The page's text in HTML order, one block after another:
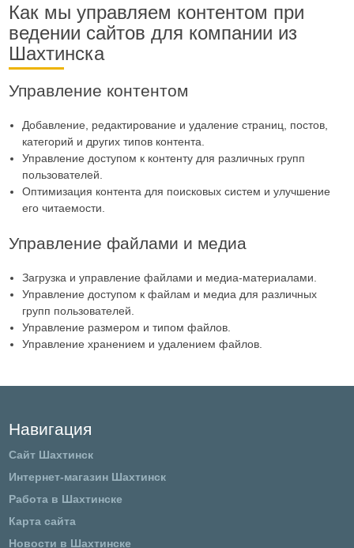
Как мы управляем контентом при
ведении сайтов для компании из
Шахтинска
Управление контентом
Добавление, редактирование и удаление страниц, постов,
категорий и других типов контента.
Управление доступом к контенту для различных групп
пользователей.
Оптимизация контента для поисковых систем и улучшение
его читаемости.
Управление файлами и медиа
Загрузка и управление файлами и медиа-материалами.
Управление доступом к файлам и медиа для различных
групп пользователей.
Управление размером и типом файлов.
Управление хранением и удалением файлов.
Навигация
Сайт Шахтинск
Интернет-магазин Шахтинск
Работа в Шахтинске
Карта сайта
Новости в Шахтинске